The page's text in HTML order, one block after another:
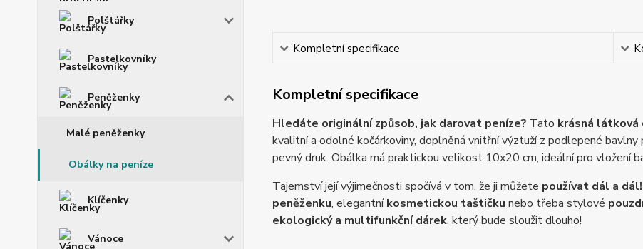
Polštářky
Pastelkovníky
Peněženky
Malé peněženky
Obálky na peníze
Klíčenky
Vánoce
Kompletní specifikace
Kompletní specifikace
Hledáte originální způsob, jak darovat peníze? Tato krásná látková
kvalitní a odolné kočárkoviny, doplněná vnitřní výztuží z podlepené
pevný druk. Obálka má praktickou velikost 10x20 cm, ideální pro vložení
Tajemství její výjimečnosti spočívá v tom, že ji můžete používat dál a dál!
peněženku, elegantníkosmetickou taštičku nebo třeba stylové
ekologický a multifunkční dárek, který bude sloužit dlouho!